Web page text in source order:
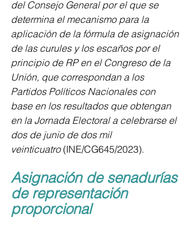
del Consejo General por el que se
determina el mecanismo para la
aplicación de la fórmula de asignación
de las curules y los escaños por el
principio de RP en el Congreso de la
Unión, que correspondan a los
Partidos Políticos Nacionales con
base en los resultados que obtengan
en la Jornada Electoral a celebrarse el
dos de junio de dos mil
veinticuatro (INE/CG645/2023).
Asignación de senadurías
de representación
proporcional